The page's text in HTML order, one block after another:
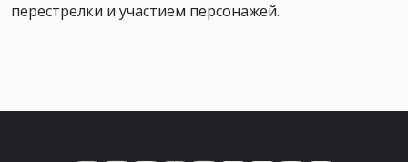
перестрелки и участием персонажей.